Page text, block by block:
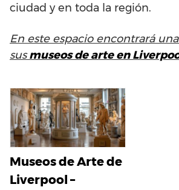
ciudad y en toda la región.
En este espacio encontrará
susmuseos de arte en
Museos de Arte de
Liverpool –